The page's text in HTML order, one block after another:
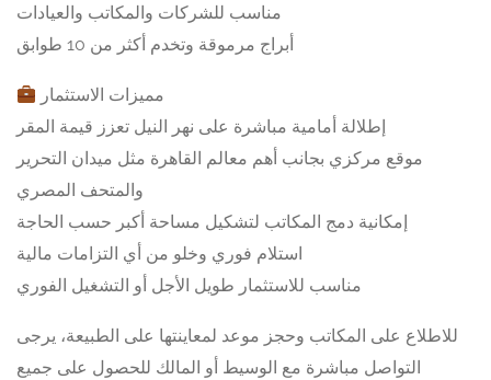
مناسب للشركات والمكاتب والعيادات
أبراج مرموقة وتخدم أكثر من 10 طوابق
مميزات الاستثمار
إطلالة أمامية مباشرة على نهر النيل تعزز قيمة المقر
موقع مركزي بجانب أهم معالم القاهرة مثل ميدان التحرير
والمتحف المصري
إمكانية دمج المكاتب لتشكيل مساحة أكبر حسب الحاجة
استلام فوري وخلو من أي التزامات مالية
مناسب للاستثمار طويل الأجل أو التشغيل الفوري
للاطلاع على المكاتب وحجز موعد لمعاينتها على الطبيعة، يرجى
التواصل مباشرة مع الوسيط أو المالك للحصول على جميع